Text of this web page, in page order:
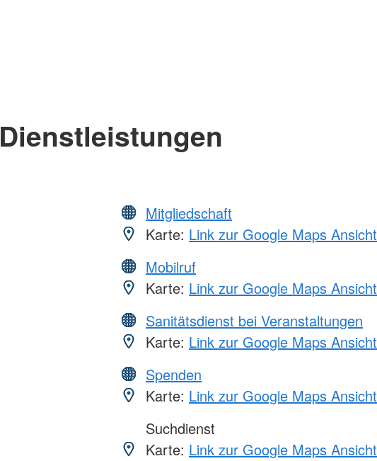
Dienstleistungen
Mitgliedschaft
Karte: Link zur Google Maps Ansicht
Mobilruf
Karte: Link zur Google Maps Ansicht
Sanitätsdienst bei Veranstaltungen
Karte: Link zur Google Maps Ansicht
Spenden
Karte: Link zur Google Maps Ansicht
Suchdienst
Karte: Link zur Google Maps Ansicht